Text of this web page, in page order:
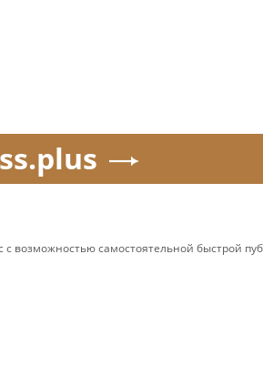
возможностью самостоятельной быстрой